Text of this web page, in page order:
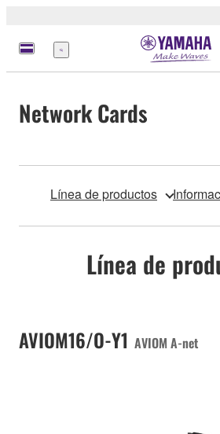
Menú
Network Cards
Línea de productos
Línea de
AVIOM16/O-Y1 AVIOM A-net